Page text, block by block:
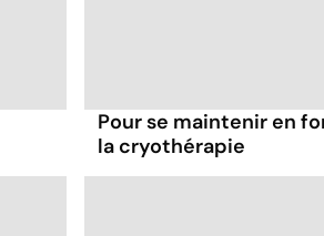
Pour se maintenir en
la cryothérapie